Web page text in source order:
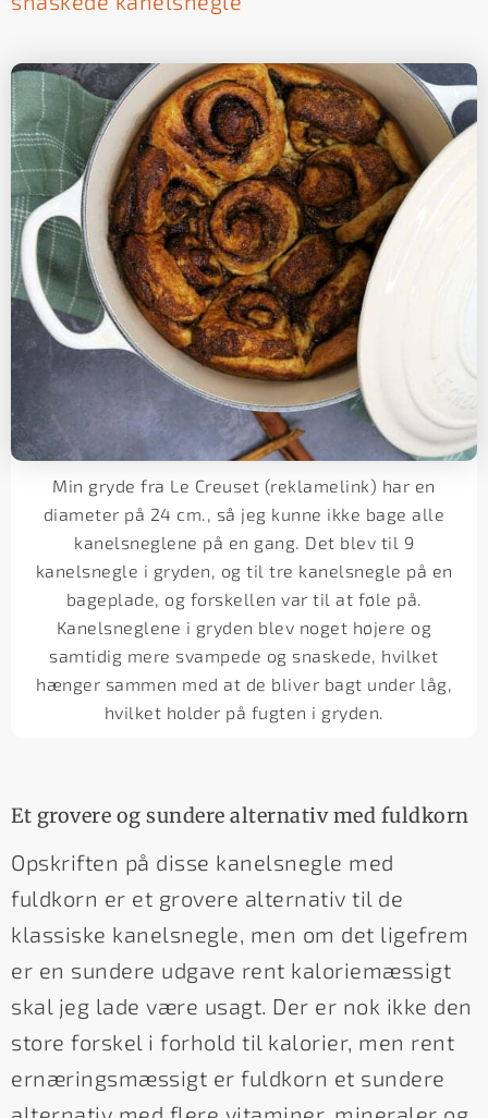
Min gryde fra Le Creuset (reklamelink) har en
diameter på 24 cm., så jeg kunne ikke bage alle
kanelsneglene på en gang. Det blev til 9
kanelsnegle i gryden, og til tre kanelsnegle på en
bageplade, og forskellen var til at føle på.
Kanelsneglene i gryden blev noget højere og
samtidig mere svampede og snaskede, hvilket
hænger sammen med at de bliver bagt under låg,
hvilket holder på fugten i gryden.
Et grovere og sundere alternativ med fuldkorn
Opskriften på disse kanelsnegle med
fuldkorn er et grovere alternativ til de
klassiske kanelsnegle, men om det ligefrem
er en sundere udgave rent kaloriemæssigt
skal jeg lade være usagt. Der er nok ikke den
store forskel i forhold til kalorier, men rent
ernæringsmæssigt er fuldkorn et sundere